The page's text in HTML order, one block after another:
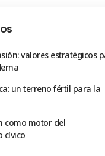
valores estratégicos
un terreno fértil para la
como motor del
cívico